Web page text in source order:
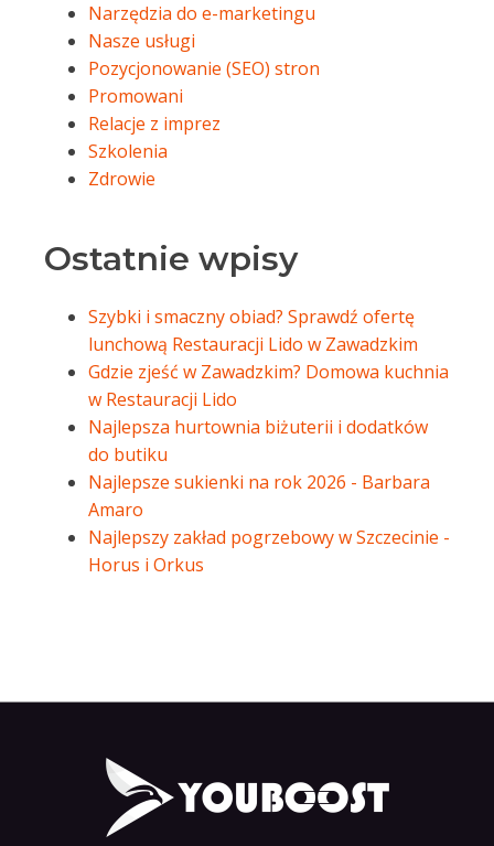
Narzędzia do e-marketingu
Nasze usługi
Pozycjonowanie (SEO) stron
Promowani
Relacje z imprez
Szkolenia
Zdrowie
Ostatnie wpisy
Szybki i smaczny obiad? Sprawdź ofertę
lunchową Restauracji Lido w Zawadzkim
Gdzie zjeść w Zawadzkim? Domowa kuchnia
w Restauracji Lido
Najlepsza hurtownia biżuterii i dodatków
do butiku
Najlepsze sukienki na rok 2026 - Barbara
Amaro
Najlepszy zakład pogrzebowy w Szczecinie -
Horus i Orkus